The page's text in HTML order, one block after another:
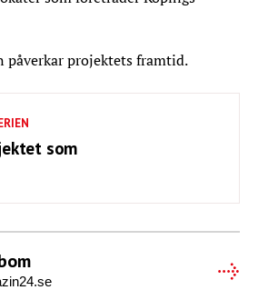
påverkar projektets framtid.
som